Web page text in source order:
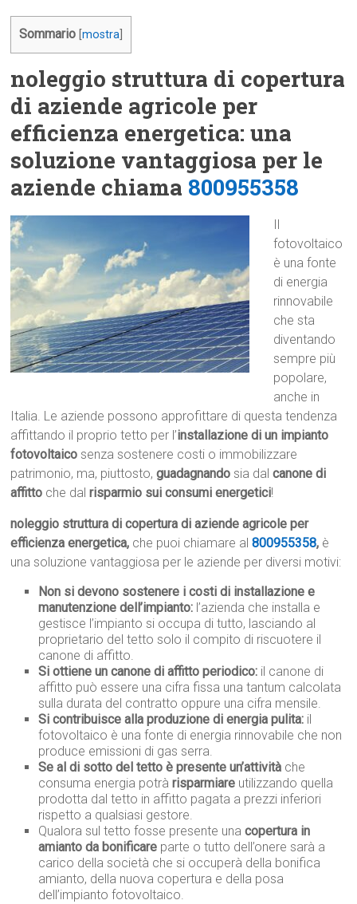
Sommario [mostra
noleggio struttura di copertura
di aziende agricole per
efficienza energetica: una
soluzione vantaggiosa per le
aziende chiama 800955358
fotovoltaico
è una fonte
di energia
rinnovabile
che sta
diventando
sempre più
popolare,
anche in
Italia. Le aziende possono approfittare di questa tendenza
affittando il proprio tetto per l’installazione di un impianto
fotovoltaico senza sostenere costi o immobilizzare
patrimonio, ma, piuttosto,guadagnando sia dalcanone di
affitto che dalrisparmio sui consumi energetici!
noleggio struttura di copertura di aziende agricole per
efficienza energetica, che puoi chiamare al800955358, è
una soluzione vantaggiosa per le aziende per diversi motivi:
Non si devono sostenere i costi di installazione e
manutenzione dell’impianto: l’azienda che installa e
gestisce l’impianto si occupa di tutto, lasciando al
proprietario del tetto solo il compito di riscuotere il
canone di affitto.
Si ottiene un canone di affitto periodico: il canone di
affitto può essere una cifra fissa una tantum calcolata
sulla durata del contratto oppure una cifra mensile.
Si contribuisce alla produzione di energia pulita: il
fotovoltaico è una fonte di energia rinnovabile che non
produce emissioni di gas serra.
Se al di sotto del tetto è presente un’attività che
consuma energia potràrisparmiare utilizzando quella
prodotta dal tetto in affitto pagata a prezzi inferiori
rispetto a qualsiasi gestore.
Qualora sul tetto fosse presente unacopertura in
amianto da bonificare parte o tutto dell’onere sarà a
carico della società che si occuperà della bonifica
amianto, della nuova copertura e della posa
dell’impianto fotovoltaico.